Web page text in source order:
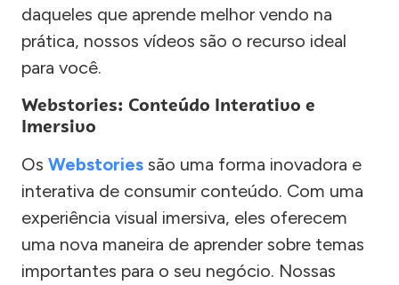
daqueles que aprende melhor vendo na
prática, nossos vídeos são o recurso ideal
para você.
Webstories: Conteúdo Interativo e
Imersivo
Os Webstories são uma forma inovadora e
interativa de consumir conteúdo. Com uma
experiência visual imersiva, eles oferecem
uma nova maneira de aprender sobre temas
importantes para o seu negócio. Nossas